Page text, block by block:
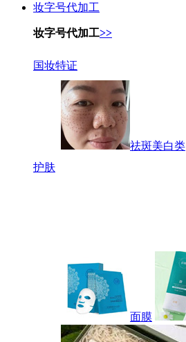
妆字号代加工
妆字号代加工>>
国妆特证
祛斑美白类
护肤
面膜